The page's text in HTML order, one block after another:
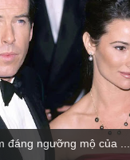
đáng ngưỡng mộ của ...